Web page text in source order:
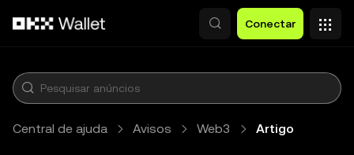
Conectar
Central de ajuda Avisos Web3 Artigo